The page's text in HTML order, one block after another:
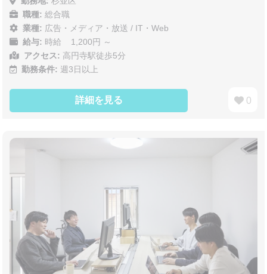
職種: 総合職
業種: 広告・メディア・放送 / IT・Web
給与: 時給 1,200円 ～
アクセス: 高円寺駅徒歩5分
勤務条件: 週3日以上
詳細を見る 0